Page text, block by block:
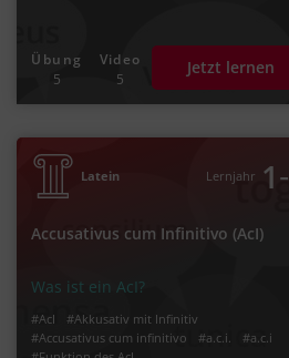
Übung
5
Video
5
Jetzt lernen
Latein Lernjahr 1‐
Accusativus cum Infinitivo (AcI)
Was ist ein AcI?
#AcI
#Akkusativ mit Infinitiv
#Accusativus cum infinitivo
#a.c.i.
#a.c.i